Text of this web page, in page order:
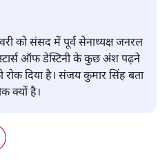
को संसद में पूर्व सेनाध्यक्ष जनरल
ऑफ डेस्टिनी के कुछ अंश पढ़ने
रोक दिया है। संजय कुमार सिंह बता
क्यों है।